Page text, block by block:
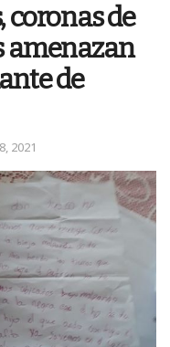
de
amenazan
de
2021